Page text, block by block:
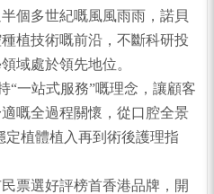
個多世紀嘅風風雨雨，諾貝
植技術嘅前沿，不斷科研投
域處於領先地位。
“一站式服務”嘅理念，讓顧客
嘅全過程關懷，從口腔全景
植體植入再到術後護理指
票選好評榜首香港品牌，開